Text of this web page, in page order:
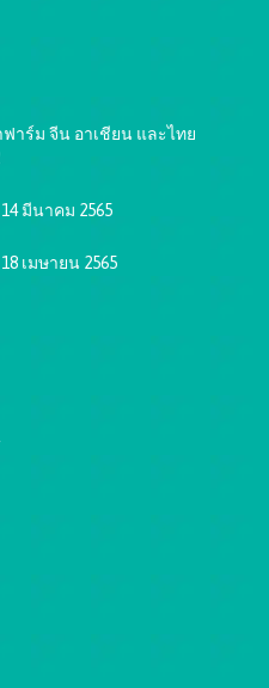
าร์ม จีน อาเชียน และไทย
มีนาคม 2565
เมษายน 2565